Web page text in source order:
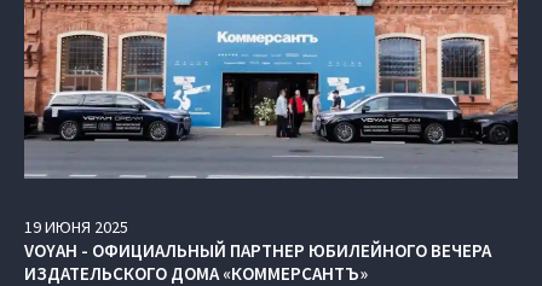
19ИЮНЯ 2025
VOYAH - ОФИЦИАЛЬНЫЙ ПАРТНЕР ЮБИЛЕЙНОГО ВЕЧЕРА
ИЗДАТЕЛЬСКОГО ДОМА «КОММЕРСАНТЪ»